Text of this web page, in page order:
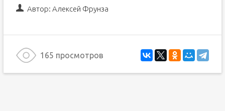
Автор: Алексей Фрунза
165 просмотров